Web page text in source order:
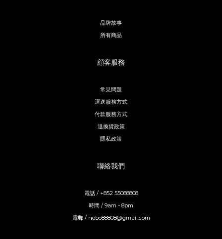
品牌故事
所有商品
顧客服務
常見問題
運送服務方式
付款服務方式
退換貨政策
隱私政策
聯絡我們
電話 / +852 55088808
時間 / 9am - 8pm
電郵 / nobo88808@gmail.com